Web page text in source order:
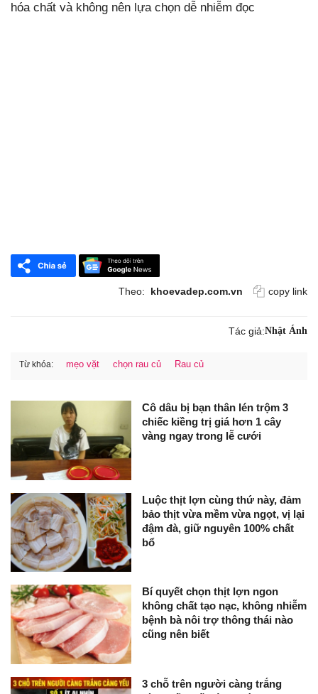
hóa chất và không nên lựa chọn dễ nhiễm đọc
Theo: khoevadep.com.vn copy link
Tác giả:Nhật Ánh
Từ khóa: mẹo vặt chọn rau củ Rau củ
Cô dâu bị bạn thân lén trộm 3
chiếc kiềng trị giá hơn 1 cây
vàng ngay trong lễ cưới
Luộc thịt lợn cùng thứ này, đảm
bảo thịt vừa mềm vừa ngọt, vị lại
đậm đà, giữ nguyên 100% chất
bổ
Bí quyết chọn thịt lợn ngon
không chất tạo nạc, không nhiễm
bệnh bà nôi trợ thông thái nào
cũng nên biết
3 chỗ trên người càng trắng